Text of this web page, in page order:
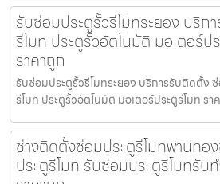
รับซ่อมประตูรั้วรีโมทระยอง บริก
รีโมท ประตูรั้วอัตโนมัติ มอเตอร์ป
ราคาถูก
รับซ่อมประตูรั้วรีโมทระยอง บริการรับติดตั้ง
รีโมท ประตูรั้วอัตโนมัติ มอเตอร์ประตูรีโมท ร
ช่างติดตั้งซ่อมประตูรีโมทพานท
ประตูรีโมท รับซ่อมประตูรีโมทรับ